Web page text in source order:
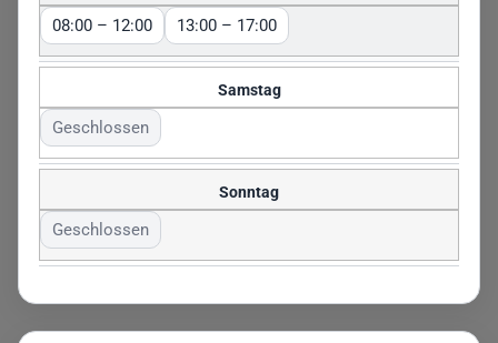
08:00 – 12:00 13:00 – 17:00
Samstag
Geschlossen
Sonntag
Geschlossen